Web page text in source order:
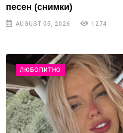
песен (снимки)
AUGUST 05, 2026 1274
ЛЮБОПИТНО